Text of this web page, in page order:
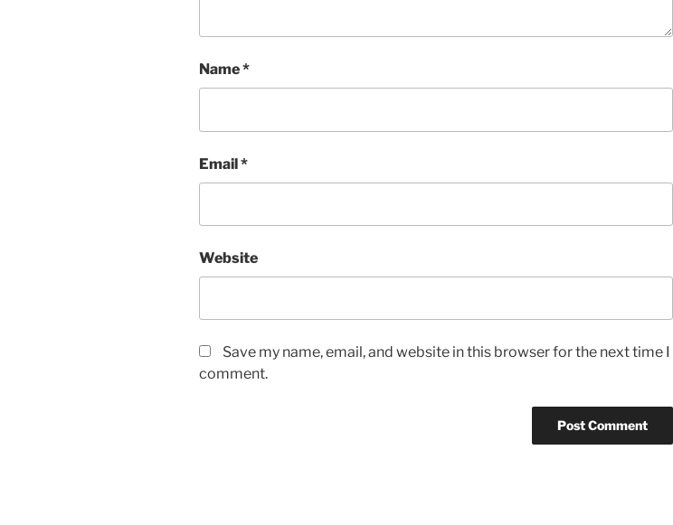
Name*
Email*
Website
Save my name, email, and website in this browser for the next time I
comment.